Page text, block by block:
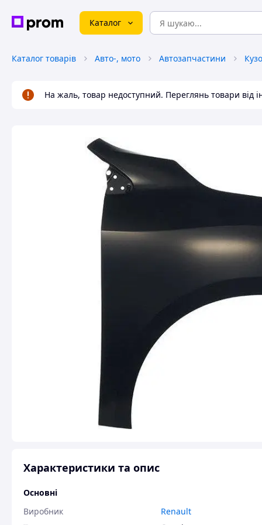
Каталог
Каталог товарів Авто-, мото Автозапчастини
На жаль, товар недоступний. Переглянь товари від
Характеристики та опис
Основні
Виробник
Renault